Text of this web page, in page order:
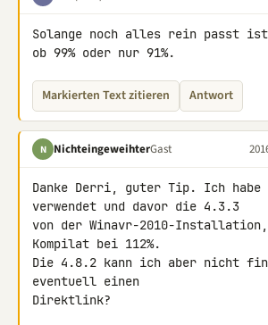
Solange noch alles rein passt
ob 99% oder nur 91%.
Markierten Text zitieren Antwort
N NichteingeweihterGast
Danke Derri, guter Tip. Ich
verwendet und davor die 4.3.3
von der Winavr-2010-
Kompilat bei 112%.
Die 4.8.2 kann ich aber nicht
eventuell einen
Direktlink?